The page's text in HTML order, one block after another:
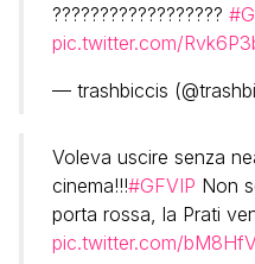
??????????????????
pic.twitter.com/
— trashbiccis
Voleva uscire senza
cinema!!!#GFVIP Non
porta rossa, la Prati
pic.twitter.com/